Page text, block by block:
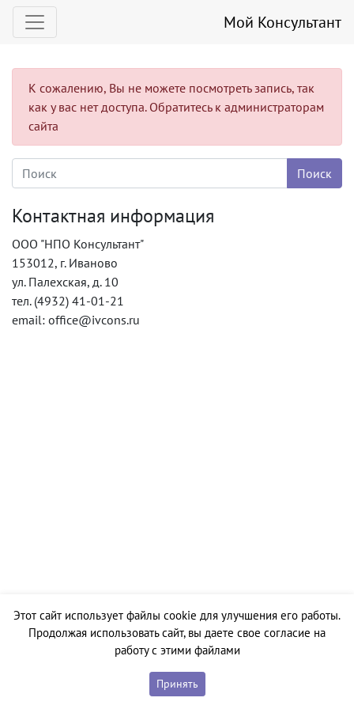
Мой Консультант
К сожалению, Вы не можете посмотреть запись, так
как у вас нет доступа. Обратитесь к администраторам
сайта
Контактная информация
ООО "НПО Консультант"
153012, г. Иваново
ул. Палехская, д. 10
тел. (4932) 41-01-21
email: office@ivcons.ru
Этот сайт использует файлы cookie для улучшения его работы.
Продолжая использовать сайт, вы даете свое согласие на
работу с этими файлами
Принять